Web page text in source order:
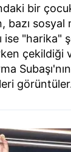
bir
sosyal
ise "harika"
çekildiği